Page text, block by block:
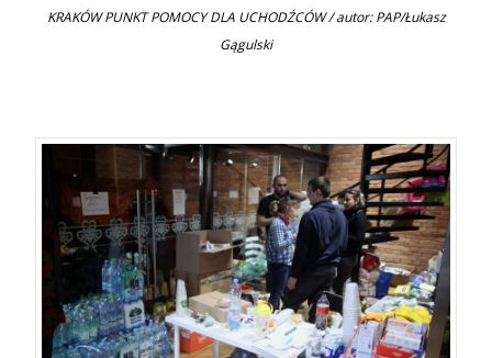
KRAKÓW PUNKT POMOCY DLA UCHODŹCÓW / autor: PAP/Łukasz
Gągulski